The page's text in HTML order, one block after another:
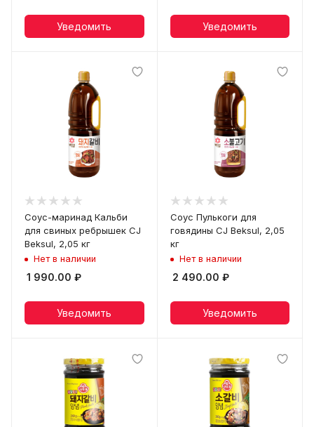
Уведомить Уведомить
Соус-маринад Кальби
для свиных ребрышек CJ
Beksul, 2,05 кг
Нет в наличии
1 990.00 ₽
Уведомить
Соус Пулькоги для
говядины CJ Beksul, 2,05
кг
Нет в наличии
2 490.00 ₽
Уведомить